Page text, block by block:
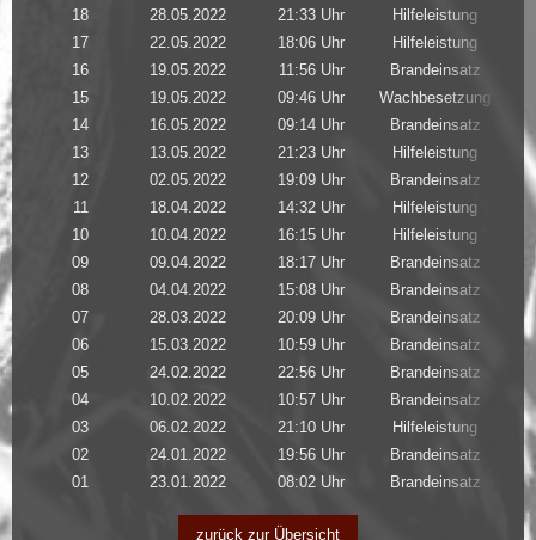
18
28.05.2022 21:33 Uhr Hilfeleistung
17
22.05.2022 18:06 Uhr Hilfeleistung
16
19.05.2022 11:56 Uhr Brandeinsatz
15
19.05.2022 09:46 Uhr Wachbesetzung
14
16.05.2022 09:14 Uhr Brandeinsatz
13
13.05.2022 21:23 Uhr Hilfeleistung
12
02.05.2022 19:09 Uhr Brandeinsatz
11
18.04.2022 14:32 Uhr Hilfeleistung
10
10.04.2022 16:15 Uhr Hilfeleistung
09
09.04.2022 18:17 Uhr Brandeinsatz
08
04.04.2022 15:08 Uhr Brandeinsatz
07
28.03.2022 20:09 Uhr Brandeinsatz
06
15.03.2022 10:59 Uhr Brandeinsatz
05
24.02.2022 22:56 Uhr Brandeinsatz
04
10.02.2022 10:57 Uhr Brandeinsatz
03
06.02.2022 21:10 Uhr Hilfeleistung
02
24.01.2022 19:56 Uhr Brandeinsatz
01
23.01.2022 08:02 Uhr Brandeinsatz
zurück zur Übersicht